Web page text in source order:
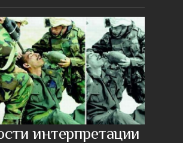
интерпретации